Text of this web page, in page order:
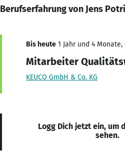
Berufserfahrung von Jens
Bis heute 1 Jahr und 4
Mitarbeiter
KEUCO GmbH & Co. KG
Logg Dich jetzt ein, um
sehen.